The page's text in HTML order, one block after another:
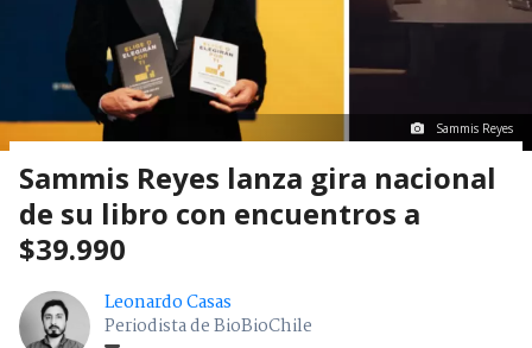
Sammis Reyes
Sammis Reyes lanza gira nacional
de su libro con encuentros a
$39.990
Leonardo Casas
Periodista de BioBioChile